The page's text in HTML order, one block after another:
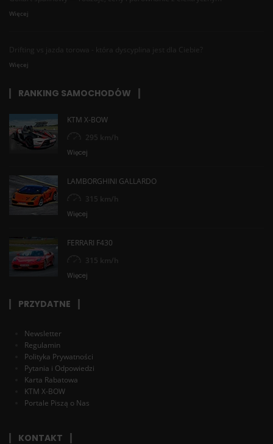
Więcej
Drifting vs jazda torowa - która dyscyplina jest dla Ciebie?
Więcej
RANKING SAMOCHODÓW
KTM X-BOW
295 km/h
Więcej
LAMBORGHINI GALLARDO
315 km/h
Więcej
FERRARI F430
315 km/h
Więcej
PRZYDATNE
Newsletter
Regulamin
Polityka Prywatności
Pytania i Odpowiedzi
Karta Rabatowa
KTM X-BOW
Portale Piszą o Nas
KONTAKT